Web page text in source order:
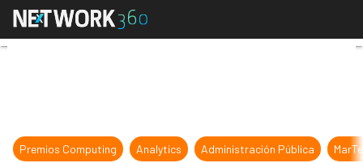
Telefónica automatiza sus
Premios Computing Analytics Administración Pública